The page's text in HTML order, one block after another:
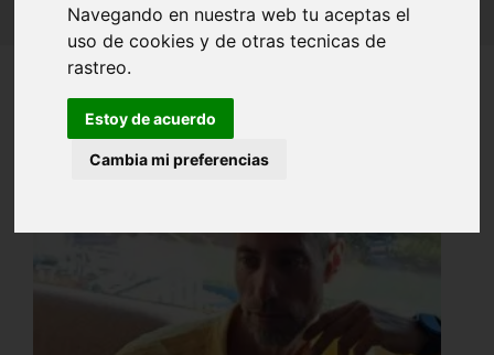
Navegando en nuestra web tu aceptas el
uso de cookies y de otras tecnicas de
rastreo.
Estoy de acuerdo
Cambia mi preferencias